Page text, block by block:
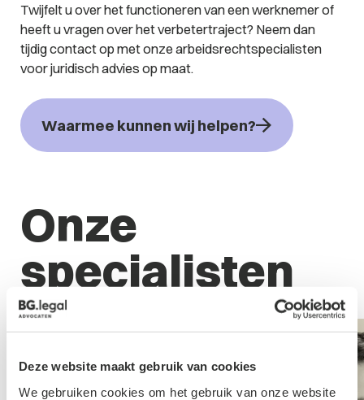
Deze website maakt gebruik van cookies
We gebruiken cookies om het gebruik van onze website
Twijfelt u over het functioneren van een werknemer of
heeft u vragen over het verbetertraject? Neem dan
tijdig contact op met onze arbeidsrechtspecialisten
voor juridisch advies op maat.
Waarmee kunnen wij helpen?
Onze
specialisten